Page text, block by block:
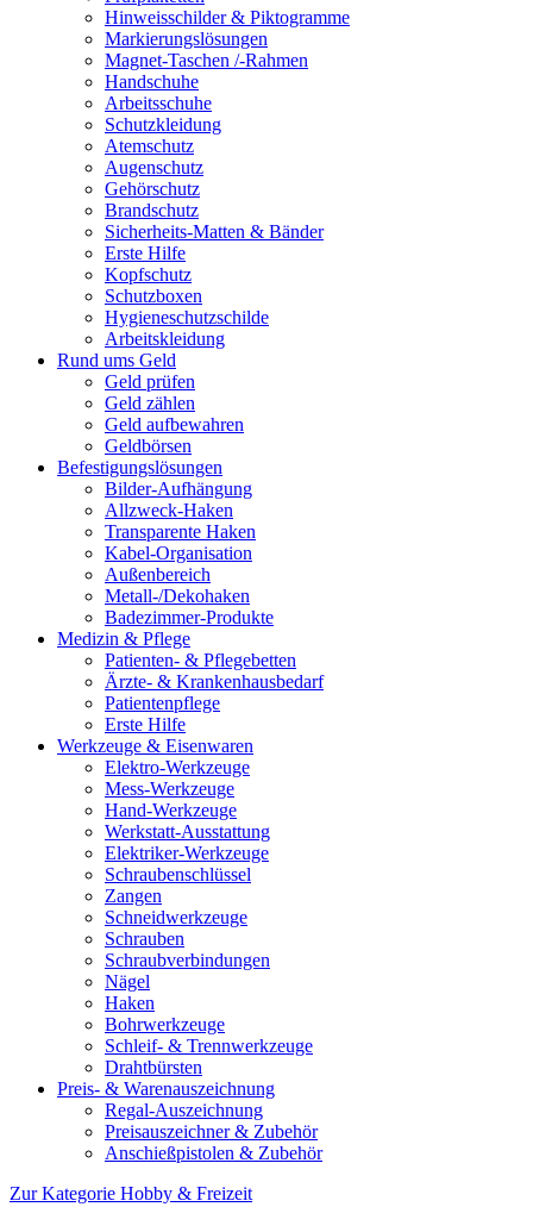
Hinweisschilder & Piktogramme
Markierungslösungen
Magnet-Taschen /-Rahmen
Handschuhe
Arbeitsschuhe
Schutzkleidung
Atemschutz
Augenschutz
Gehörschutz
Brandschutz
Sicherheits-Matten & Bänder
Erste Hilfe
Kopfschutz
Schutzboxen
Hygieneschutzschilde
Arbeitskleidung
Rund ums Geld
Geld prüfen
Geld zählen
Geld aufbewahren
Geldbörsen
Befestigungslösungen
Bilder-Aufhängung
Allzweck-Haken
Transparente Haken
Kabel-Organisation
Außenbereich
Metall-/Dekohaken
Badezimmer-Produkte
Medizin & Pflege
Patienten- & Pflegebetten
Ärzte- & Krankenhausbedarf
Patientenpflege
Erste Hilfe
Werkzeuge & Eisenwaren
Elektro-Werkzeuge
Mess-Werkzeuge
Hand-Werkzeuge
Werkstatt-Ausstattung
Elektriker-Werkzeuge
Schraubenschlüssel
Zangen
Schneidwerkzeuge
Schrauben
Schraubverbindungen
Nägel
Haken
Bohrwerkzeuge
Schleif- & Trennwerkzeuge
Drahtbürsten
Preis- & Warenauszeichnung
Regal-Auszeichnung
Preisauszeichner & Zubehör
Anschießpistolen & Zubehör
Zur Kategorie Hobby & Freizeit